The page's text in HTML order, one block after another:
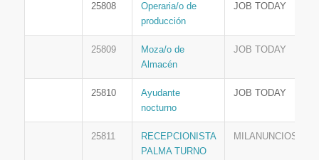
25808
Operaria/o de
producción
JOB TODAY
25809
Moza/o de
Almacén
JOB TODAY
25810
Ayudante
nocturno
JOB TODAY
25811
RECEPCIONISTA
PALMA TURNO
MILANUNCIOS